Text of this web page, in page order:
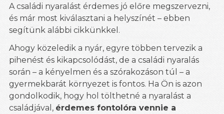
A családi nyaralást érdemes jó előre megszervezni,
és már most kiválasztani a helyszínét – ebben
segítünk alábbi cikkünkkel.
Ahogy közeledik a nyár, egyre többen tervezik a
pihenést és kikapcsolódást, de a családi nyaralás
során – a kényelmen és a szórakozáson túl – a
gyermekbarát környezet is fontos. Ha Ön is azon
gondolkodik, hogy hol tölthetné a nyaralást a
családjával, érdemes fontolóra vennie a